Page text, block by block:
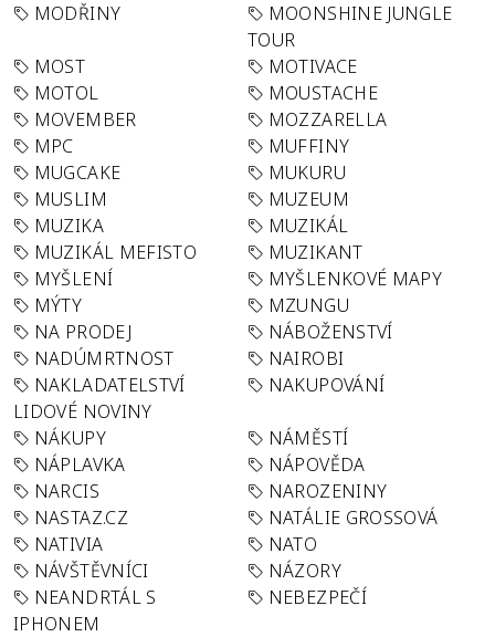
MODŘINY
MOONSHINE JUNGLE
TOUR
MOST
MOTIVACE
MOTOL
MOUSTACHE
MOVEMBER
MOZZARELLA
MPC
MUFFINY
MUGCAKE
MUKURU
MUSLIM
MUZEUM
MUZIKA
MUZIKÁL
MUZIKÁL MEFISTO
MUZIKANT
MYŠLENÍ
MYŠLENKOVÉ MAPY
MÝTY
MZUNGU
NA PRODEJ
NÁBOŽENSTVÍ
NADÚMRTNOST
NAIROBI
NAKLADATELSTVÍ
LIDOVÉ NOVINY
NAKUPOVÁNÍ
NÁKUPY
NÁMĚSTÍ
NÁPLAVKA
NÁPOVĚDA
NARCIS
NAROZENINY
NASTAZ.CZ
NATÁLIE GROSSOVÁ
NATIVIA
NATO
NÁVŠTĚVNÍCI
NÁZORY
NEANDRTÁL S
IPHONEM
NEBEZPEČÍ